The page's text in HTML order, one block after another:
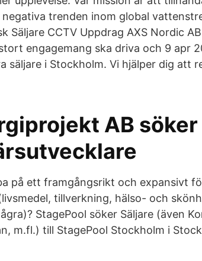
trenden inom global
Säljare CCTV Uppdrag AXS Nordic
engagemang ska driva och 9 apr
säljare i Stockholm. Vi hjälper dig att
AB söker
på ett framgångsrikt och expansivt
tillverkning, hälso- och
StagePool söker Säljare (även
m.fl.) till StagePool Stockholm i